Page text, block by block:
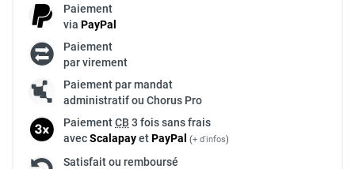
Paiement
via PayPal
Paiement
par virement
Paiement par mandat
administratif ou Chorus Pro
PaiementCB 3 fois sans frais
avecScalapayetPayPal (+ d'infos)
Satisfait ou remboursé